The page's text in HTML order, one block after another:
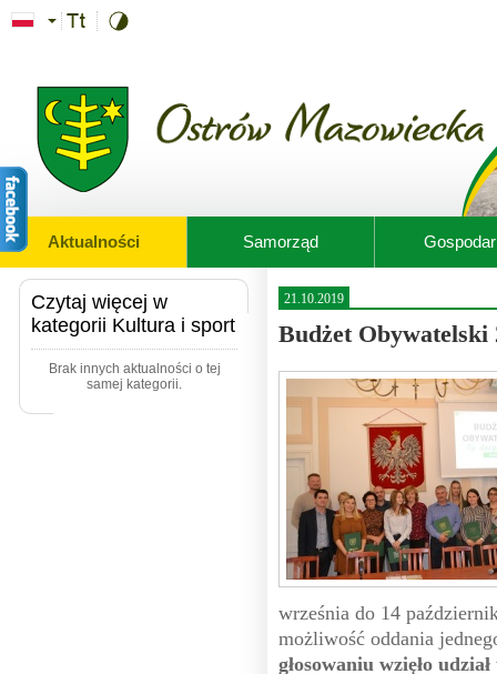
Przejdź do treści
Aktualności Samorząd
Czytaj więcej w
kategorii Kultura i sport
Brak innych aktualności o tej
samej kategorii.
21.10.2019
Budżet Obywatelski
września do 14
możliwość oddania
głosowaniu wzięło